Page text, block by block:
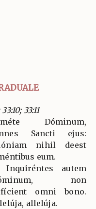
33:11
Dóminum,
Sancti ejus:
nihil deest
eum.
Inquiréntes autem
non
omni bono.
allelúja.